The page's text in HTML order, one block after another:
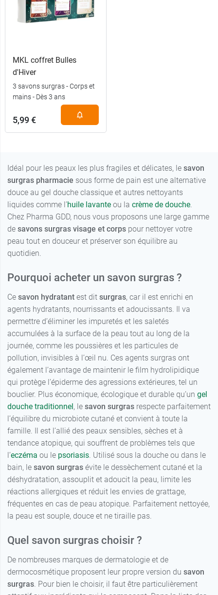
MKL coffret Bulles
d'Hiver
3 savons surgras - Corps et
mains - Dès 3 ans
5,99 €
Idéal pour les peaux les plus fragiles et délicates, le savon
surgras pharmacie sous forme de pain est une alternative
douce au gel douche classique et autres nettoyants
liquides comme l’huile lavante ou la crème de douche.
Chez Pharma GDD, nous vous proposons une large gamme
de savons surgras visage et corps pour nettoyer votre
peau tout en douceur et préserver son équilibre au
quotidien.
Pourquoi acheter un savon surgras ?
Ce savon hydratant est dit surgras, car il est enrichi en
agents hydratants, nourrissants et adoucissants. Il va
permettre d’éliminer les impuretés et les saletés
accumulées à la surface de la peau tout au long de la
journée, comme les poussières et les particules de
pollution, invisibles à l’œil nu. Ces agents surgras ont
également l’avantage de maintenir le film hydrolipidique
qui protège l’épiderme des agressions extérieures, tel un
bouclier. Plus économique, écologique et durable qu’un gel
douche traditionnel , le savon surgras respecte parfaitement
l’équilibre du microbiote cutané et convient à toute la
famille. Il est l’allié des peaux sensibles, sèches et à
tendance atopique, qui souffrent de problèmes tels que
l’eczéma ou le psoriasis. Utilisé sous la douche ou dans le
bain, le savon surgras évite le dessèchement cutané et la
déshydratation, assouplit et adoucit la peau, limite les
réactions allergiques et réduit les envies de grattage,
fréquentes en cas de peau atopique. Parfaitement nettoyée,
la peau est souple, douce et ne tiraille pas.
Quel savon surgras choisir ?
De nombreuses marques de dermatologie et de
dermocosmétique proposent leur propre version du savon
surgras. Pour bien le choisir, il faut être particulièrement